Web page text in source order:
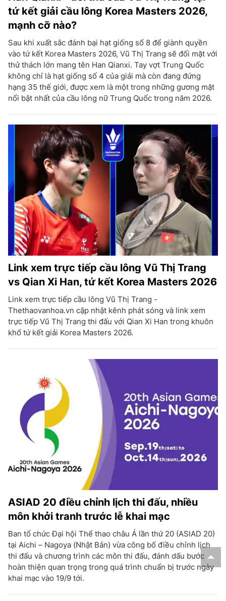
tứ kết giải cầu lông Korea Masters 2026,
mạnh cỡ nào?
Sau khi xuất sắc đánh bại hạt giống số 8 để giành quyền
vào tứ kết Korea Masters 2026, Vũ Thị Trang sẽ đối mặt với
thử thách lớn mang tên Han Qianxi. Tay vợt Trung Quốc
không chỉ là hạt giống số 4 của giải mà còn đang đứng
hạng 35 thế giới, được xem là một trong những gương mặt
nổi bật nhất của cầu lông nữ Trung Quốc trong năm 2026.
Link xem trực tiếp cầu lông Vũ Thị Trang
vs Qian Xi Han, tứ kết Korea Masters 2026
Link xem trực tiếp cầu lông Vũ Thị Trang -
Thethaovanhoa.vn cập nhật kênh phát sóng và link xem
trực tiếp Vũ Thị Trang thi đấu với Qian Xi Han trong khuôn
khổ tứ kết giải Korea Masters 2026.
ASIAD 20 điều chỉnh lịch thi đấu, nhiều
môn khởi tranh trước lễ khai mạc
Ban tổ chức Đại hội Thể thao châu Á lần thứ 20 (ASIAD 20)
tại Aichi – Nagoya (Nhật Bản) vừa công bố điều chỉnh lịch
thi đấu và chương trình các môn thi đấu, đánh dấu bước
hoàn thiện quan trọng trong quá trình chuẩn bị trước ngày
khai mạc vào 19/9 tới.